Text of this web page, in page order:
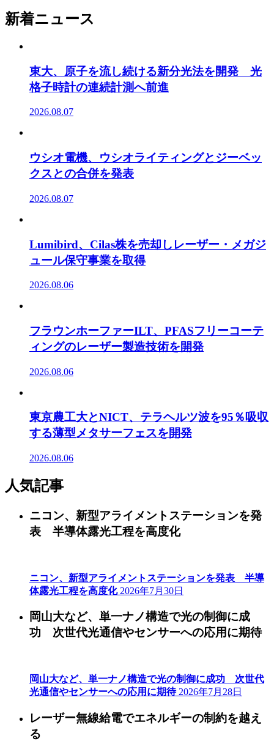
新着ニュース
東大、原子を流し続ける新分光法を開発 光
格子時計の連続計測へ前進
2026.08.07
ウシオ電機、ウシオライティングとジーベッ
クスとの合併を発表
2026.08.07
Lumibird、Cilas株を売却しレーザー・メガジ
ュール保守事業を取得
2026.08.06
フラウンホーファーILT、PFASフリーコーテ
ィングのレーザー製造技術を開発
2026.08.06
東京農工大とNICT、テラヘルツ波を95％吸収
する薄型メタサーフェスを開発
2026.08.06
人気記事
ニコン、新型アライメントステーションを発
表 半導体露光工程を高度化
ニコン、新型アライメントステーションを発表 半導
体露光工程を高度化 2026年7月30日
岡山大など、単一ナノ構造で光の制御に成
功 次世代光通信やセンサーへの応用に期待
岡山大など、単一ナノ構造で光の制御に成功 次世代
光通信やセンサーへの応用に期待 2026年7月28日
レーザー無線給電でエネルギーの制約を越え
る